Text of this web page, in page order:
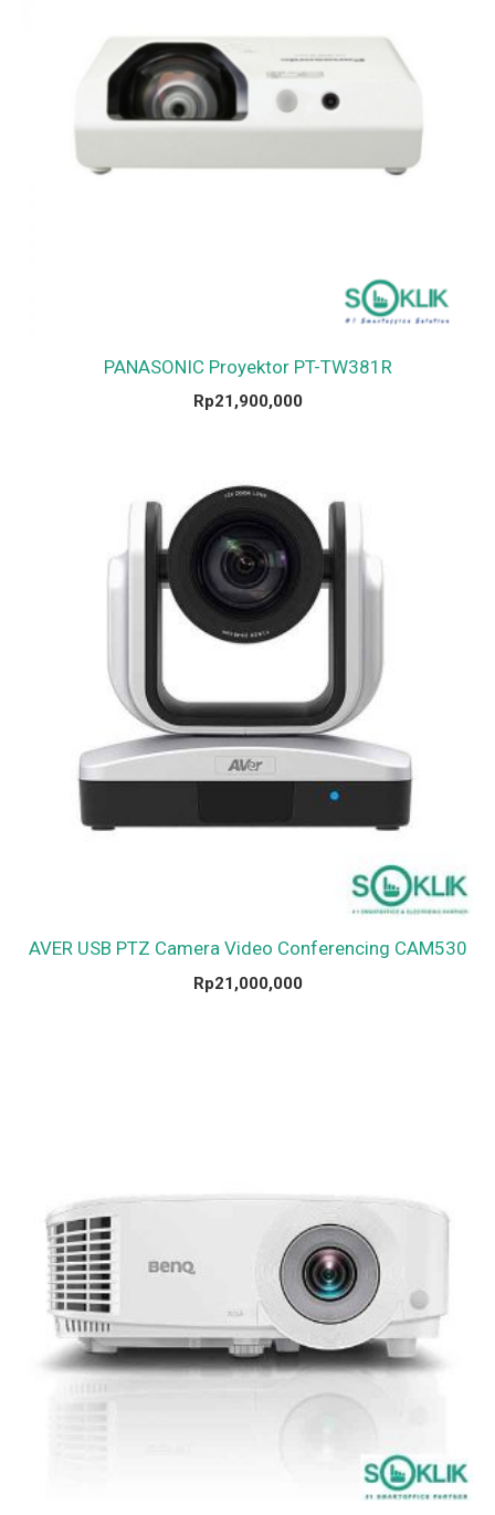
PANASONIC Proyektor PT-TW381R
Rp21,900,000
AVER USB PTZ Camera Video Conferencing CAM530
Rp21,000,000